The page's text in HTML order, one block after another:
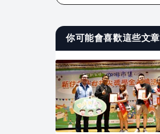
你可能會喜歡這些文章